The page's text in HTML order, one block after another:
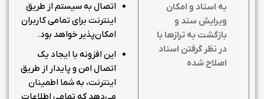
به اسناد و امکان
ویرایش سند و
بازگشت به ترازها با
در نظر گرفتن اسناد
اصلاح شده
اتصال به سیستم از طریق
اینترنت برای تمامی کاربران
امکان‌پذیر خواهد بود.
این افزونه با ایجاد یک
اتصال امن و پایدار از طریق
اینترنت، به شما اطمینان
می‌دهد که تمامی اطلاعات